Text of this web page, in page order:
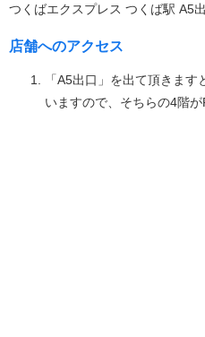
つくばエクスプレス つくば駅 A5
店舗へのアクセス
「A5出口」を出て頂きま
いますので、そちらの4階が